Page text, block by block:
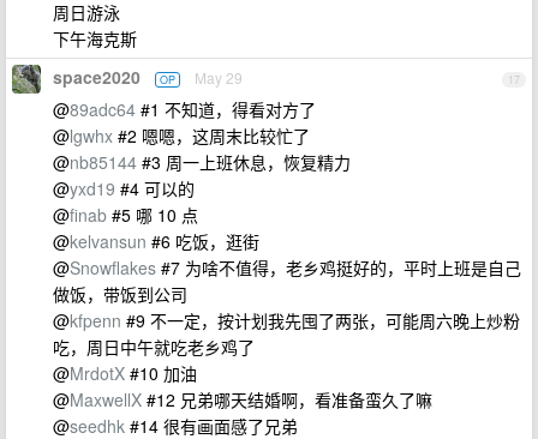
周日游泳
下午海克斯
17
space2020 OP May 29
@89adc64 #1 不知道，得看对方了
@lgwhx #2 嗯嗯，这周末比较忙了
@nb85144 #3 周一上班休息，恢复精力
@yxd19 #4 可以的
@finab #5 哪 10 点
@kelvansun #6 吃饭，逛街
@Snowflakes #7 为啥不值得，老乡鸡挺好的，平时上班是自己
做饭，带饭到公司
@kfpenn #9 不一定，按计划我先囤了两张，可能周六晚上炒粉
吃，周日中午就吃老乡鸡了
@MrdotX #10 加油
@MaxwellX #12 兄弟哪天结婚啊，看准备蛮久了嘛
@seedhk #14 很有画面感了兄弟